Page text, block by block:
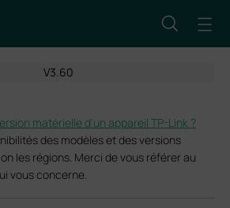
V3.60
matérielle d'un appareil TP-Link ?
des modèles et des versions
les régions. Merci de vous référer au
vous concerne.